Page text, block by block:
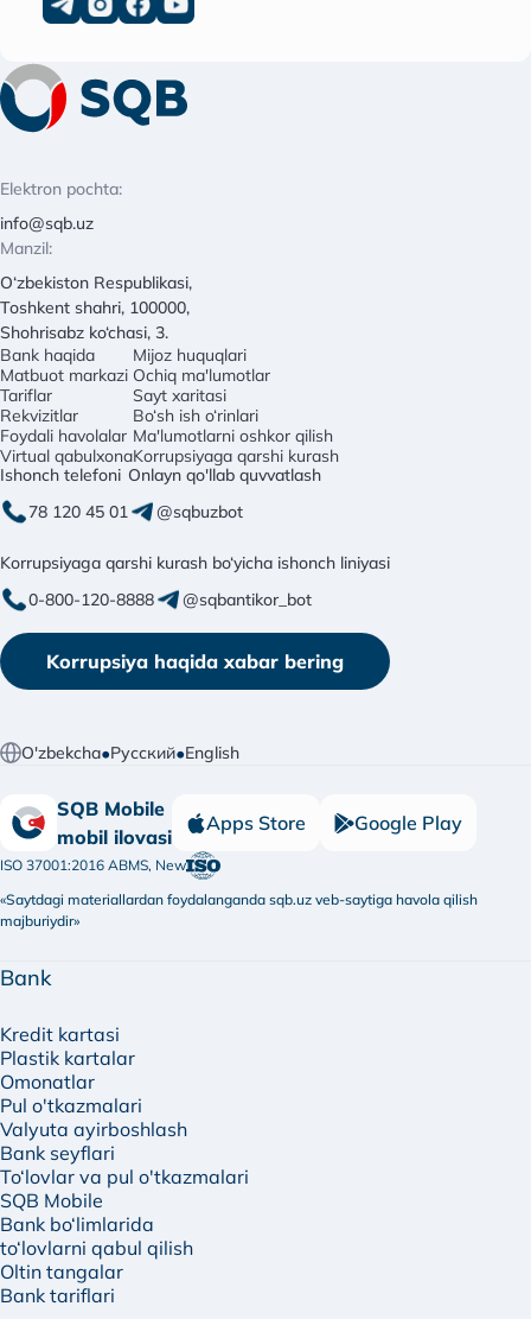
Elektron pochta:
info@sqb.uz
Manzil:
O‘zbekiston Respublikasi,
Toshkent shahri, 100000,
Shohrisabz ko‘chasi, 3.
Bank haqida
Matbuot markazi
Tariflar
Rekvizitlar
Foydali havolalar
Virtual qabulxona
Mijoz huquqlari
Ochiq ma'lumotlar
Sayt xaritasi
Bo‘sh ish o‘rinlari
Ma'lumotlarni oshkor qilish
Korrupsiyaga qarshi kurash
Ishonch telefoni
78 120 45 01
Onlayn qo'llab quvvatlash
@sqbuzbot
Korrupsiyaga qarshi kurash bo‘yicha ishonch liniyasi
0-800-120-8888
@sqbantikor_bot
Korrupsiya haqida xabar bering
O'zbekcha•Русский•English
SQB Mobile
mobil ilovasi
Apps Store Google Play
ISO 37001:2016 ABMS, New
«Saytdagi materiallardan foydalanganda sqb.uz veb-saytiga havola qilish
majburiydir»
Bank
Kredit kartasi
Plastik kartalar
Omonatlar
Pul o'tkazmalari
Valyuta ayirboshlash
Bank seyflari
To‘lovlar va pul o'tkazmalari
SQB Mobile
Bank bo‘limlarida
to‘lovlarni qabul qilish
Oltin tangalar
Bank tariflari